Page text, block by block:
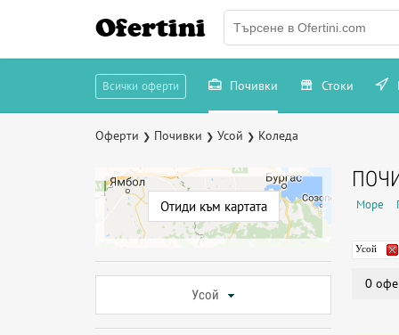
Ofertini
Всички оферти Почивки Стоки
Оферти ❯ Почивки ❯ Усой ❯ Коледа
Отиди към картата
Усой
Море
Усой
0